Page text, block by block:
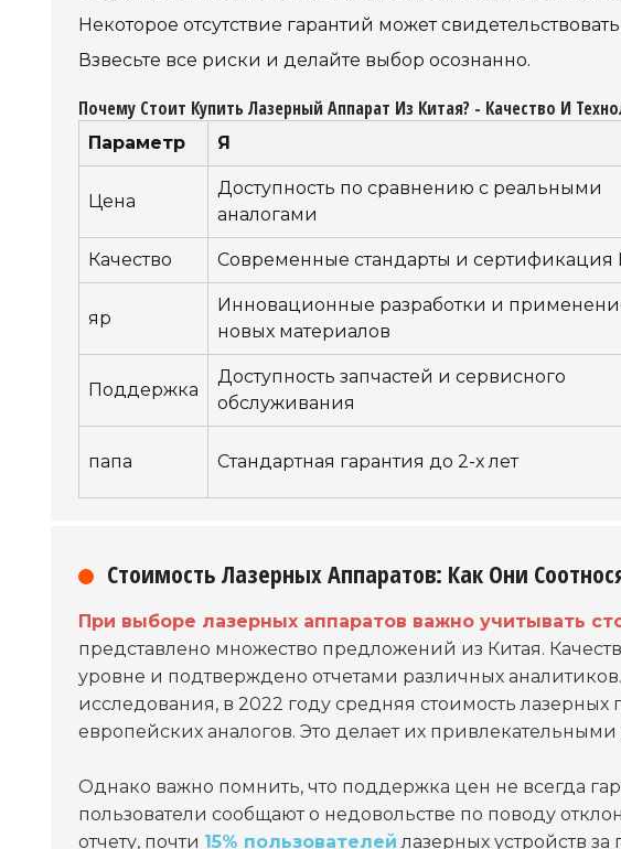
Некоторое отсутствие гарантий может
Взвесьте все риски и делайте выбор осознанно.
Почему Стоит Купить Лазерный Аппарат Из Китая? - Качество И
Параметр Я
Цена
Доступность по сравнению с реальными
аналогами
Качество Современные стандарты и сертификация
яр
Инновационные разработки и
новых материалов
Поддержка
Доступность запчастей и сервисного
обслуживания
папа Стандартная гарантия до 2-х лет
Стоимость Лазерных Аппаратов: Как Они
При выборе лазерных аппаратов важно учитывать
представлено множество предложений из Китая.
уровне и подтверждено отчетами различных
исследования, в 2022 году средняя стоимость лазерных
европейских аналогов. Это делает их
Однако важно помнить, что поддержка цен не всегда
пользователи сообщают о недовольстве по поводу
отчету, почти 15% пользователей лазерных устройств